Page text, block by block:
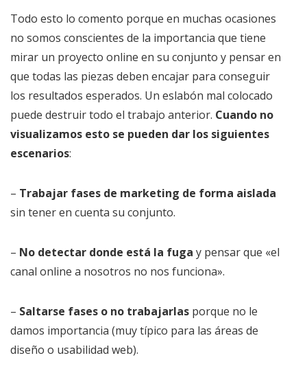
Todo esto lo comento porque en muchas ocasiones
no somos conscientes de la importancia que tiene
mirar un proyecto online en su conjunto y pensar en
que todas las piezas deben encajar para conseguir
los resultados esperados. Un eslabón mal colocado
puede destruir todo el trabajo anterior. Cuando no
visualizamos esto se pueden dar los siguientes
escenarios:
– Trabajar fases de marketing de forma aislada
sin tener en cuenta su conjunto.
– No detectar donde está la fuga y pensar que «el
canal online a nosotros no nos funciona».
– Saltarse fases o no trabajarlas porque no le
damos importancia (muy típico para las áreas de
diseño o usabilidad web).